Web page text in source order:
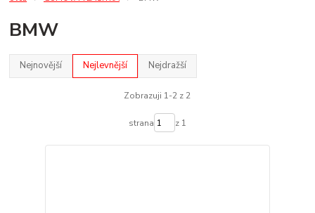
BMW
Nejnovější Nejlevnější Nejdražší
Zobrazuji 1-2 z 2
strana z 1